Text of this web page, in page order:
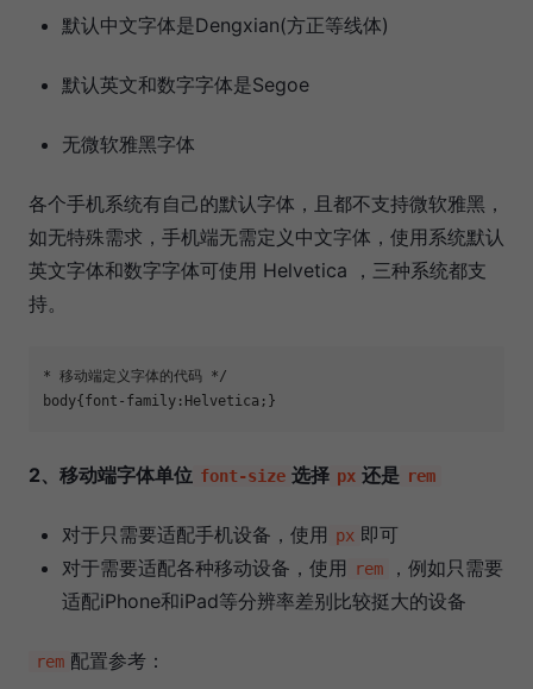
默认中文字体是Dengxian(方正等线体)
默认英文和数字字体是Segoe
无微软雅黑字体
各个手机系统有自己的默认字体，且都不支持微软雅黑，
如无特殊需求，手机端无需定义中文字体，使用系统默认
英文字体和数字字体可使用 Helvetica ，三种系统都支
持。
* 移动端定义字体的代码 */
body{font-family:Helvetica;}
2、移动端字体单位 font-size 选择 px 还是 rem
对于只需要适配手机设备，使用 px 即可
对于需要适配各种移动设备，使用
rem
，例如只需要
适配iPhone和iPad等分辨率差别比较挺大的设备
rem 配置参考：